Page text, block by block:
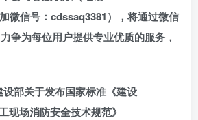
微信号：cdssaq3381），将通过微信
争为每位用户提供专业优质的服务，
部关于发布国家标准《建设
现场消防安全技术规范》